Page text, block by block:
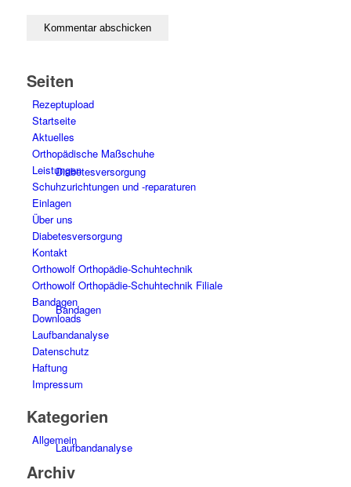
Einlagen
Diabetesversorgung
Bandagen
Laufbandanalyse
Seiten
Rezeptupload
Startseite
Aktuelles
Orthopädische Maßschuhe
Leistungen
Schuhzurichtungen und -reparaturen
Einlagen
Über uns
Diabetesversorgung
Kontakt
Orthowolf Orthopädie-Schuhtechnik
Orthowolf Orthopädie-Schuhtechnik Filiale
Bandagen
Downloads
Laufbandanalyse
Datenschutz
Haftung
Impressum
Kategorien
Allgemein
Archiv